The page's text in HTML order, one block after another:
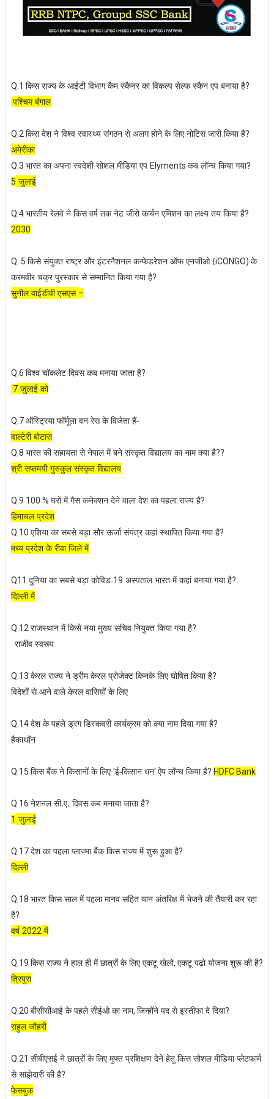
Q.1 किस राज्य के आईटी विभाग कैम स्कैनर का विकल्प सेल्फ स्कैन एप बनाया है?
पश्चिम बंगाल
Q.2 किस देश ने विश्व स्वास्थ्य संगठन से अलग होने के लिए नोटिस जारी किया है?
अमेरीका
Q.3 भारत का अपना स्वदेशी सोशल मीडिया एप Elyments कब लॉन्च किया गया?
5 जुलाई
Q.4भारतीय रेलवे ने किस वर्ष तक नेट जीरो कार्बन एमिशन का लक्ष्य तय किया है?
2030
Q. 5 किसे संयुक्त राष्ट्र और इंटरनैशनल कन्फेडरेशन ऑफ एनजीओ (iCONGO) के
करमवीर चक्र पुरस्कार से सम्मानित किया गया है?
सुनील वाईडीवी एसएस –
Q.6 विश्व चॉकलेट दिवस कब मनाया जाता है?
7जुलाई को
Q.7ऑस्ट्रिया फॉर्मूला वन रेस के विजेता हैं-
वाल्टेरी बोटास
Q.8 भारत की सहायता से नेपाल में बने संस्कृत विद्यालय का नाम क्या है??
श्री सप्तमयी गुरुकुल संस्कृत विद्यालय
Q.9 100 % घरों में गैस कनेक्शन देने वाला देश का पहला राज्य है?
हिमाचल प्रदेश
Q.10 एशिया का सबसे बड़ा सौर ऊर्जा संयंत्र कहां स्थापित किया गया है?
मध्य प्रदेश के रीवा जिले में
Q11 दुनिया का सबसे बड़ा कोविड-19 अस्पताल भारत में कहां बनाया गया है?
दिल्ली में
Q.12 राजस्थान में किसे नया मुख्य सचिव नियुक्त किया गया है?
राजीव स्वरूप
Q.13 केरल राज्य ने ड्रीम केरल प्रोजेक्ट किनके लिए घोषित किया है?
विदेशों से आने वाले केरल वासियों के लिए
Q.14देश के पहले ड्रग डिस्कवरी कार्यक्रम को क्या नाम दिया गया है?
हैकाथॉन
Q.15 किस बैंक ने किसानों के लिए'ई-किसान धन' ऐप लॉन्च किया है? HDFC Bank
Q.16 नेशनल सी.ए. दिवस कब मनाया जाता है?
1 जुलाई
Q.17देश का पहला प्लाज्मा बैंक किस राज्य में शुरू हुआ है?
दिल्ली
Q.18 भारत किस साल में पहला मानव सहित यान अंतरिक्ष में भेजने की तैयारी कर रहा
है?
वर्ष 2022में
Q.19 किस राज्य ने हाल ही में छात्रों के लिए एकटू खेलो, एकटू पढ़ो योजना शुरू की है?
त्रिपुरा
Q.20 बीसीसीआई के पहले सीईओ का नाम, जिन्होंने पद से इस्तीफा दे दिया?
राहुल जौहरी
Q.21 सीबीएसई ने छात्रों के लिए मुफ्त प्रशिक्षण देने हेतु किस सोशल मीडिया प्लेटफार्म
से साझेदारी की है?
फेसबुक